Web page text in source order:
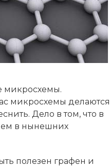
микросхемы.
микросхемы делаются
Дело в том, что в
в нынешних
полезен графен и